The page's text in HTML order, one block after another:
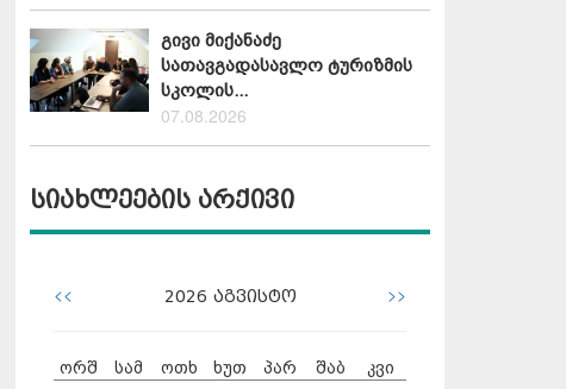
გივი მიქანაძე
სათავგადასავლო ტურიზმის
სკოლის...
07.08.2026
სიახლეების არქივი
<< 2026 აგვისტო >>
ორშ სამ ოთხ ხუთ პარ შაბ კვი